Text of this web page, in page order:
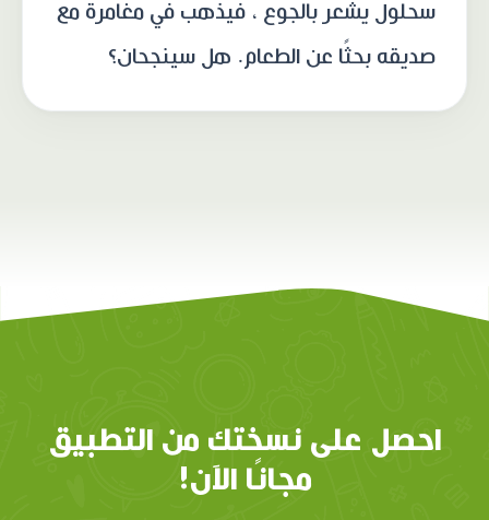
سحلول يشعر بالجوع ، فيذهب في مغامرة مع
صديقه بحثًا عن الطعام. هل سينجحان؟
احصل على نسختك من التطبيق
مجانًا الآن!